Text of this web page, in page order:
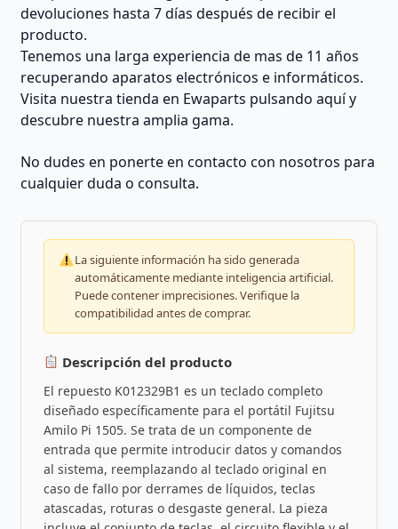
devoluciones hasta 7 días después de recibir el
producto.
Tenemos una larga experiencia de mas de 11 años
recuperando aparatos electrónicos e informáticos.
Visita nuestra tienda en Ewaparts pulsando aquí y
descubre nuestra amplia gama.
No dudes en ponerte en contacto con nosotros para
cualquier duda o consulta.
La siguiente información ha sido generada
automáticamente mediante inteligencia artificial.
Puede contener imprecisiones. Verifique la
compatibilidad antes de comprar.
Descripción del producto
El repuesto K012329B1 es un teclado completo
diseñado específicamente para el portátil Fujitsu
Amilo Pi 1505. Se trata de un componente de
entrada que permite introducir datos y comandos
al sistema, reemplazando al teclado original en
caso de fallo por derrames de líquidos, teclas
atascadas, roturas o desgaste general. La pieza